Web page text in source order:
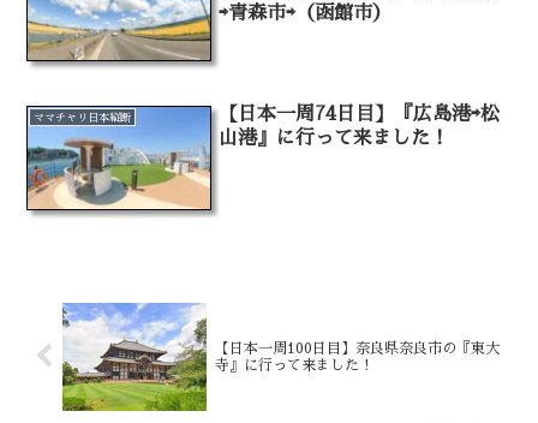
⇨青森市⇨（函館市）
ママチャリ日本縦断
【日本一周74日目】『広島港⇨松
山港』に行って来ました！
【日本一周100日目】奈良県奈良市の『東大
寺』に行って来ました！